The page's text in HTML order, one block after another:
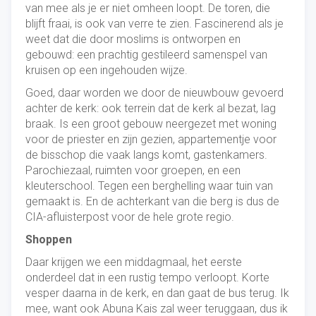
van mee als je er niet omheen loopt. De toren, die
blijft fraai, is ook van verre te zien. Fascinerend als je
weet dat die door moslims is ontworpen en
gebouwd: een prachtig gestileerd samenspel van
kruisen op een ingehouden wijze.
Goed, daar worden we door de nieuwbouw gevoerd
achter de kerk: ook terrein dat de kerk al bezat, lag
braak. Is een groot gebouw neergezet met woning
voor de priester en zijn gezien, appartementje voor
de bisschop die vaak langs komt, gastenkamers.
Parochiezaal, ruimten voor groepen, en een
kleuterschool. Tegen een berghelling waar tuin van
gemaakt is. En de achterkant van die berg is dus de
CIA-afluisterpost voor de hele grote regio.
Shoppen
Daar krijgen we een middagmaal, het eerste
onderdeel dat in een rustig tempo verloopt. Korte
vesper daarna in de kerk, en dan gaat de bus terug. Ik
mee, want ook Abuna Kais zal weer teruggaan, dus ik